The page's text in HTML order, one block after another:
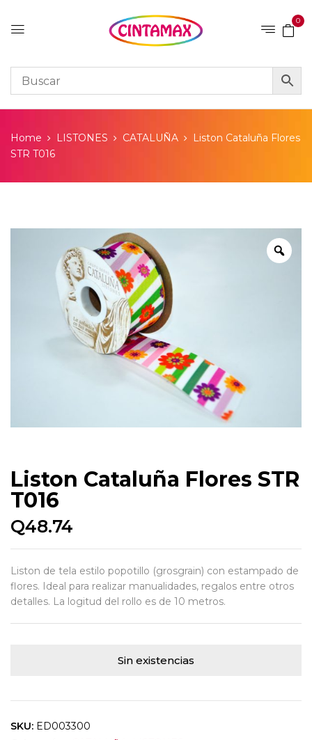
0
Home LISTONES CATALUÑA
Liston Cataluña Flores
STR T016
Liston Cataluña Flores STR
T016
Q48.74
Liston de tela estilo popotillo (grosgrain) con estampado de
flores. Ideal para realizar manualidades, regalos entre otros
detalles. La logitud del rollo es de 10 metros.
Sin existencias
SKU: ED003300